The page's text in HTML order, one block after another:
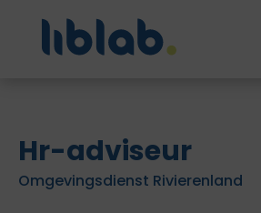
Hr-adviseur
Omgevingsdienst Rivierenland